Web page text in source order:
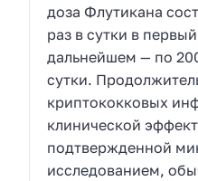
доза Флутикана
раз в сутки в
дальнейшем — по
сутки.
криптококковых
клинической
подтвержденной
исследованием,